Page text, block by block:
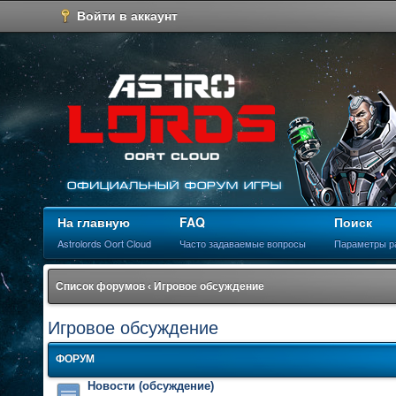
Войти в аккаунт
На главную
Astrolords Oort Cloud
FAQ
Часто задаваемые вопросы
Поиск
Параметры
Список форумов ‹ Игровое обсуждение
Игровое обсуждение
ФОРУМ
Новости (обсуждение)